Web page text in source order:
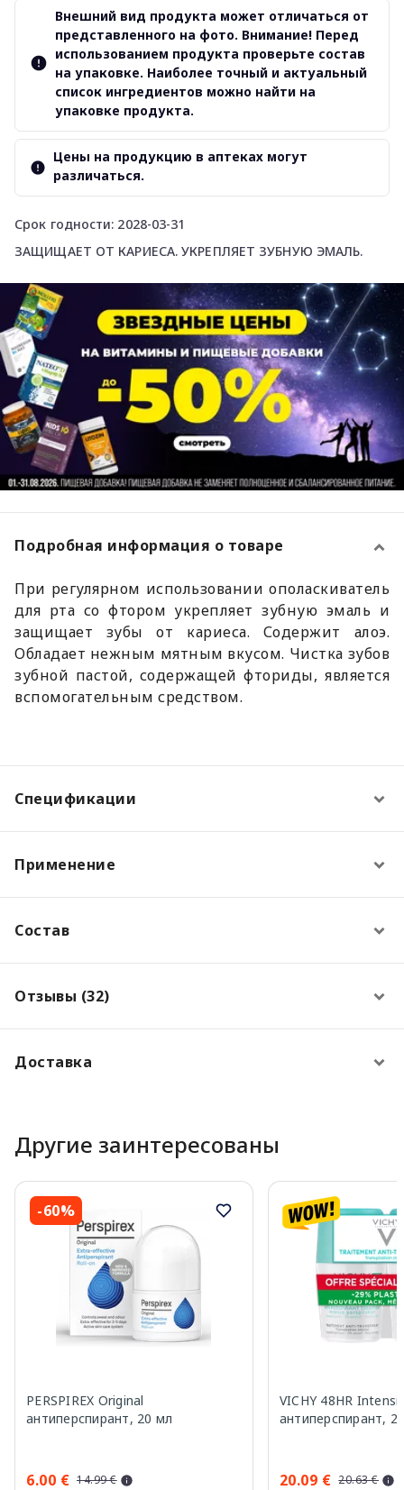
Срок годности: 2028-03-31
ЗАЩИЩАЕТ ОТ КАРИЕСА. УКРЕПЛЯЕТ ЗУБНУЮ ЭМАЛЬ.
Внешний вид продукта может отличаться от
представленного на фото. Внимание! Перед
использованием продукта проверьте состав
на упаковке. Наиболее точный и актуальный
список ингредиентов можно найти на
упаковке продукта.
Цены на продукцию в аптеках могут
различаться.
Подробная информация о товаре
При регулярном использовании ополаскиватель
для рта со фтором укрепляет зубную эмаль и
защищает зубы от кариеса. Содержит алоэ.
Обладает нежным мятным вкусом. Чистка зубов
зубной пастой, содержащей фториды, является
вспомогательным средством.
Спецификации
Применение
Состав
Отзывы (32)
Доставка
Другие заинтересованы
-60%
PERSPIREX Original
антиперспирант, 20 мл
6.00 € 14.99 €
VICHY 48HR
антиперспирант, 2
20.09 € 20.63 €